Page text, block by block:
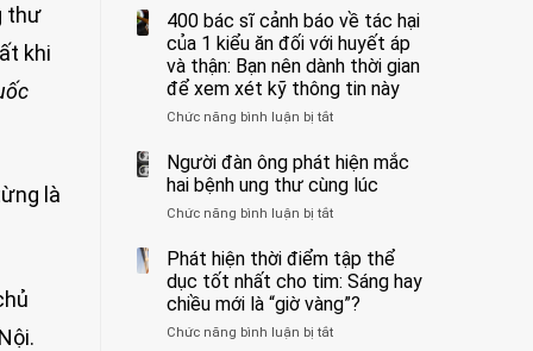
thư
khi
là
cảnh
báo
“ĐỪNG
GẮNG
SỨC!”
đồng
1
ra
cảnh
báo
theo
3
kiểu
“hại
thân”
mà
biết
loại
cá
tưởng
rẻ
mà
tiềm
formaldehyde
kim
loại
ăn
nhiều
có
thể
hại
400 bác sĩ cảnh báo về tác hại
của 1 kiểu ăn đối với huyết áp
và thận: Bạn nên dành thời gian
để xem xét kỹ thông tin này
Chức năng bình luận bị tắtở
bác
cảnh
báo
tác
hại
của
1
kiểu
Người đàn ông phát hiện mắc
hai bệnh ung thư cùng lúc
Chức năng bình luận bị tắtở
đàn
ông
phát
hiện
mắc
Phát hiện thời điểm tập thể
dục tốt nhất cho tim: Sáng hay
chiều mới là “giờ vàng”?
Chức năng bình luận bị tắtở